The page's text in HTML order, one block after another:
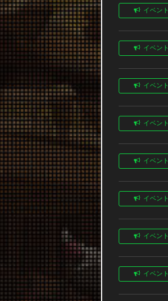
イベント
イベント
イベント
イベント
イベント
イベント
イベント
イベント